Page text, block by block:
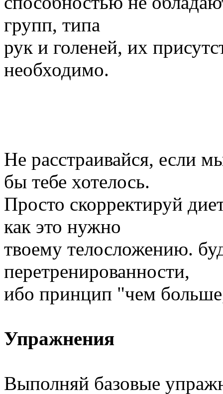
групп, типа
рук и голеней, их
необходимо.
Не расстраивайся, если
бы тебе хотелось.
Просто скорректируй
как это нужно
твоему телосложению.
перетренированности,
ибо принцип "чем
Упражнения
Выполняй базовые